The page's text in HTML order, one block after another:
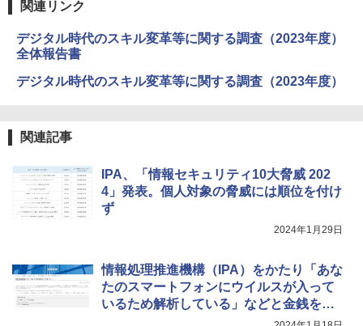
関連リンク
デジタル時代のスキル変革等に関する調査（2023年度）
全体報告書
デジタル時代のスキル変革等に関する調査（2023年度）
関連記事
IPA、「情報セキュリティ10大脅威 202
4」発表。個人対象の脅威には順位を付け
ず
2024年1月29日
情報処理推進機構（IPA）をかたり「あな
たのスマートフォンにウイルスが入って
いるため解析している」などと金銭を要